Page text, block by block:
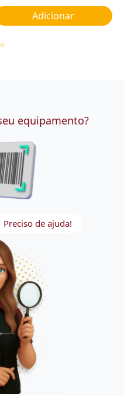
Adicionar
equipamento?
Preciso de ajuda!